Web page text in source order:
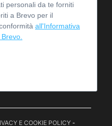
personali da te forniti
a Brevo per il
all'Informativa
E COOKIE POLICY-